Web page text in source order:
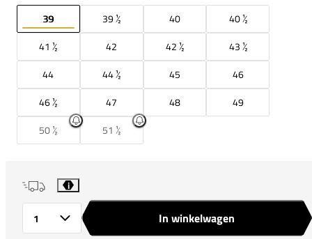
39 39 ½ 40
40 ½
41 ½
42 42 ½
43 ½
44
44 ½ 45
46
46 ½
47 48
49
50 ½
51 ½
i
In winkelwagen